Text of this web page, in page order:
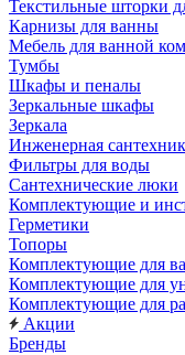
Текстильные шторки
Карнизы для ванны
Мебель для ванной
Тумбы
Шкафы и пеналы
Зеркальные шкафы
Зеркала
Инженерная
Фильтры для воды
Сантехнические люки
Комплектующие и
Герметики
Топоры
Комплектующие для
Комплектующие для
Комплектующие для
Акции
Бренды